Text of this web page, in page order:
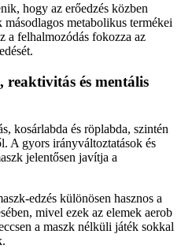
hogy az erőedzés közben
metabolikus termékei
a felhalmozódás fokozza az
reaktivitás és mentális
kosárlabda és röplabda, szintén
A gyors irányváltoztatások és
jelentősen javítja a
edzés különösen hasznos a
mivel ezek az elemek aerob
a maszk nélküli játék sokkal